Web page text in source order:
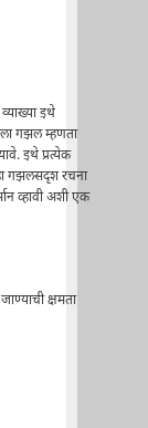
इथे
गझल म्हणता
इथे प्रत्येक
गझलसदृश रचना
व्हावी अशी एक
क्षमता